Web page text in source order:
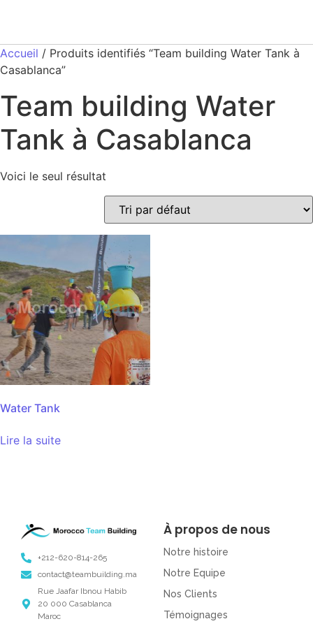
Accueil / Produits identifiés “Team building Water Tank à
Casablanca”
Team building Water
Tank à Casablanca
Voici le seul résultat
Water Tank
Lire la suite
+212-620-814-265
contact@teambuilding.ma
Rue Jaafar Ibnou Habib
20 000 Casablanca
Maroc
À propos de nous
Notre histoire
Notre Equipe
Nos Clients
Témoignages